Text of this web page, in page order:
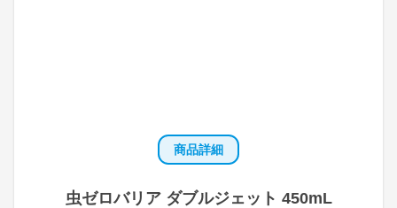
商品詳細
虫ゼロバリア ダブルジェット 450mL